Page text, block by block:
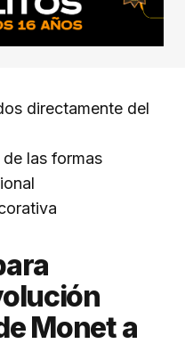
directamente del
las formas
Monet a